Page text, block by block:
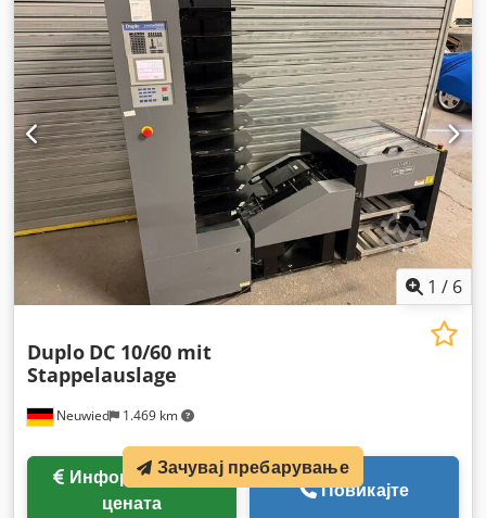
1 / 6
Neuwied 1.469 km
Duplo DC 10/60 mit
Stappelauslage
цената
Повикајте
Зачувај пребарување